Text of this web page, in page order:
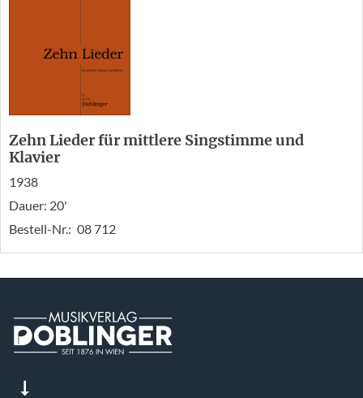
Zehn Lieder für mittlere Singstimme und
Klavier
1938
Dauer: 20'
Bestell-Nr.: 08 712